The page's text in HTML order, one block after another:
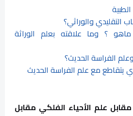
التقليدي والوراثي؟
؟ وما علاقته بعلم الوراثة
الفراسة الحديث؟
مقابل علم الأحياء الفلكي مقابل